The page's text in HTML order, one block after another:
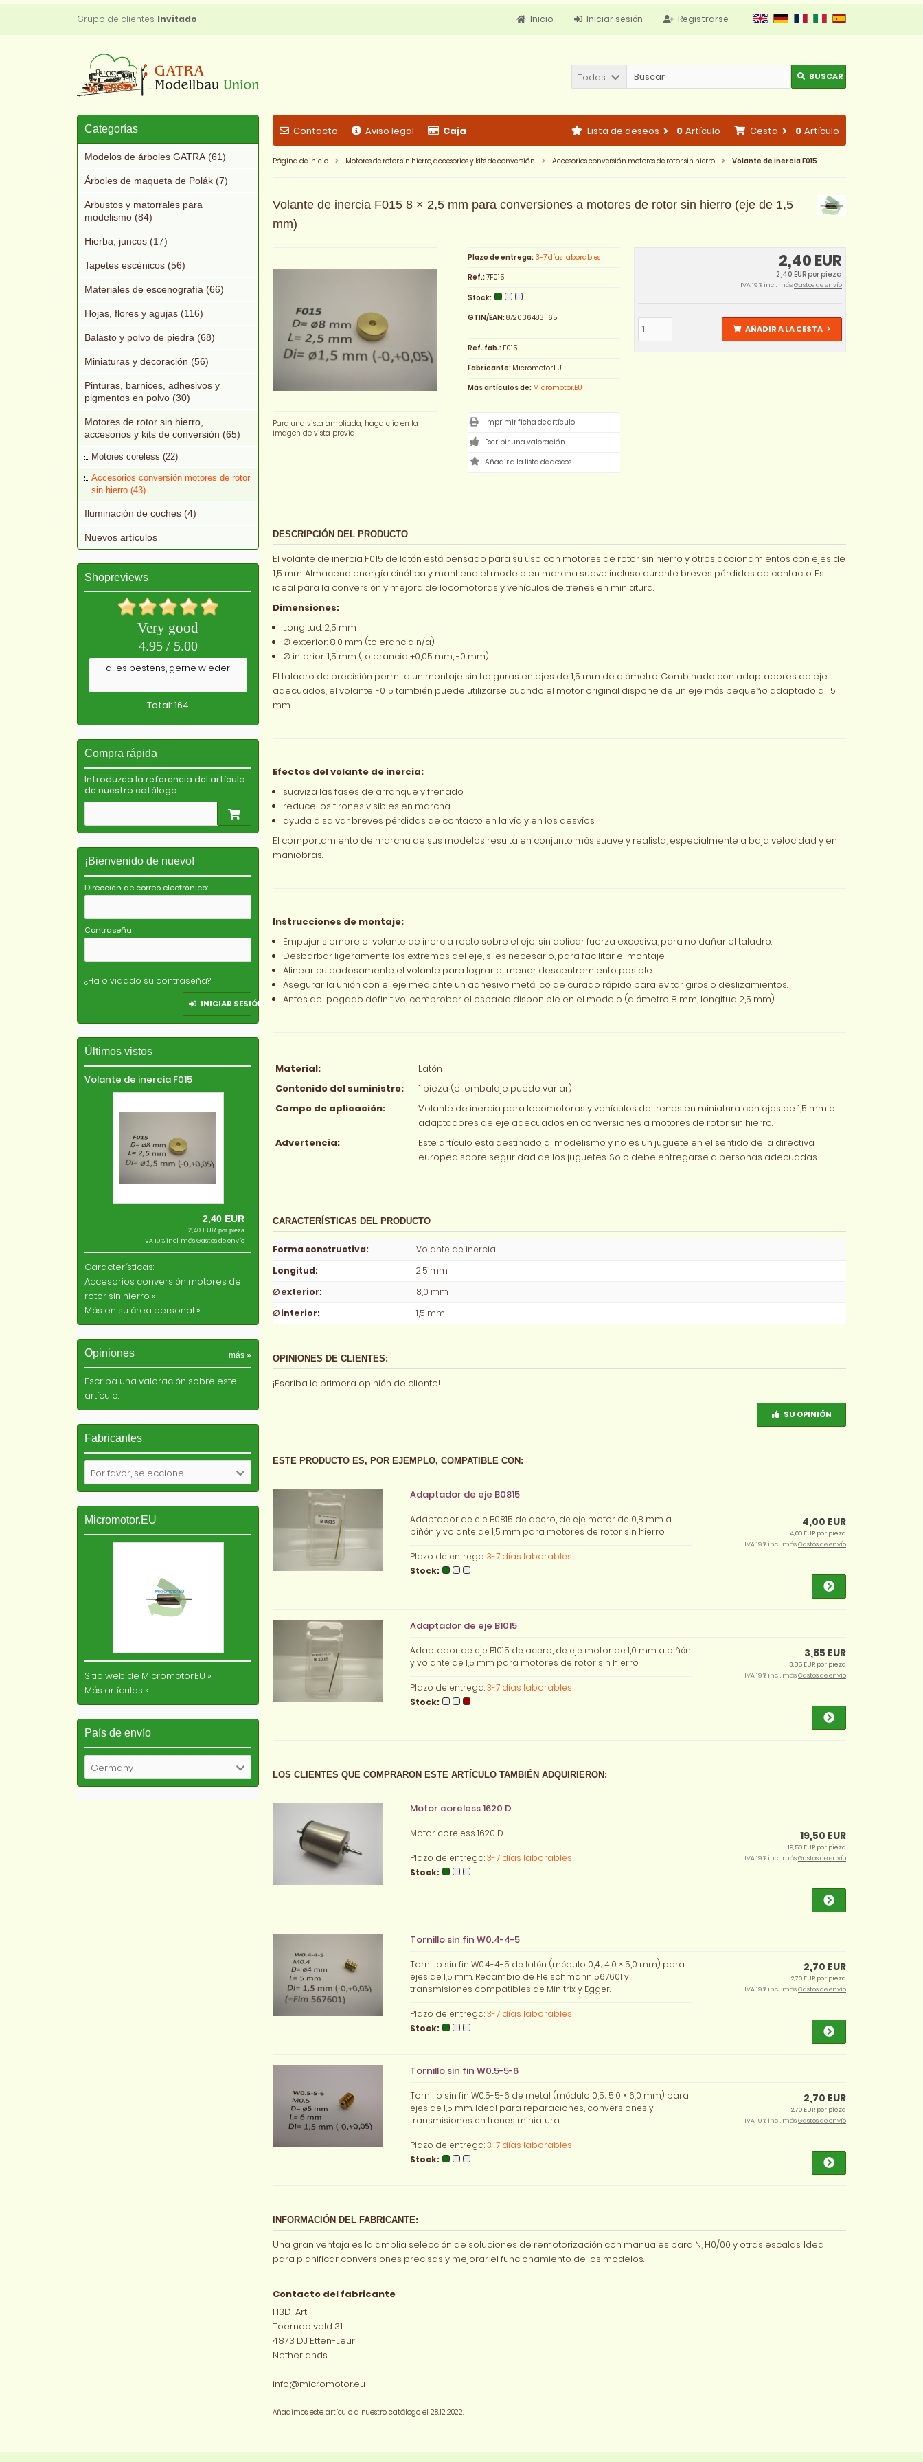
Grupo de clientes: Invitado Registrarse
Iniciar sesión
Inicio
Todas BUSCAR
Contacto Aviso legal Caja Cesta 0 Artículo
Lista de deseos 0 Artículo
Página de inicio Motores de rotor sin hierro, accesorios y kits de conversión Accesorios conversión motores de rotor sin hierro Volante de inercia F015
Volante de inercia F015 8 × 2,5 mm para conversiones a motores de rotor sin hierro (eje de 1,5
mm)
Para una vista ampliada, haga clic en la
imagen de vista previa
2,40 EUR
2,40 EUR por pieza
IVA 19 % incl. másGastos de envío
AÑADIR A LA CESTA
Plazo de entrega: 3-7 días laborables
Ref.:7F015
Stock:
GTIN/EAN:8720364831165
Ref. fab.:F015
Fabricante: Micromotor.EU
Más artículos de: Micromotor.EU
Imprimir ficha de artículo
Escribir una valoración
DESCRIPCIÓN DEL PRODUCTO
El volante de inercia F015 de latón está pensado para su uso con motores de rotor sin hierro y otros accionamientos con ejes de
1,5 mm. Almacena energía cinética y mantiene el modelo en marcha suave incluso durante breves pérdidas de contacto. Es
ideal para la conversión y mejora de locomotoras y vehículos de trenes en miniatura.
Dimensiones:
Longitud: 2,5 mm
∅ exterior: 8,0 mm (tolerancia n/a)
∅ interior: 1,5 mm (tolerancia +0,05 mm, −0 mm)
El taladro de precisión permite un montaje sin holguras en ejes de 1,5 mm de diámetro. Combinado con adaptadores de eje
adecuados, el volante F015 también puede utilizarse cuando el motor original dispone de un eje más pequeño adaptado a 1,5
mm.
Efectos del volante de inercia:
suaviza las fases de arranque y frenado
reduce los tirones visibles en marcha
ayuda a salvar breves pérdidas de contacto en la vía y en los desvíos
El comportamiento de marcha de sus modelos resulta en conjunto más suave y realista, especialmente a baja velocidad y en
maniobras.
Instrucciones de montaje:
Empujar siempre el volante de inercia recto sobre el eje, sin aplicar fuerza excesiva, para no dañar el taladro.
Desbarbar ligeramente los extremos del eje, si es necesario, para facilitar el montaje.
Alinear cuidadosamente el volante para lograr el menor descentramiento posible.
Asegurar la unión con el eje mediante un adhesivo metálico de curado rápido para evitar giros o deslizamientos.
Antes del pegado definitivo, comprobar el espacio disponible en el modelo (diámetro 8 mm, longitud 2,5 mm).
Material:
Latón
Contenido del suministro:
1 pieza (el embalaje puede variar)
Campo de aplicación:
Volante de inercia para locomotoras y vehículos de trenes en miniatura con ejes de 1,5 mm o
adaptadores de eje adecuados en conversiones a motores de rotor sin hierro.
Advertencia:
Este artículo está destinado al modelismo y no es un juguete en el sentido de la directiva
europea sobre seguridad de los juguetes. Solo debe entregarse a personas adecuadas.
CARACTERÍSTICAS DEL PRODUCTO
Forma constructiva:
Volante de inercia
Longitud:
2,5 mm
∅ exterior:
8,0 mm
∅ interior: 1,5 mm
OPINIONES DE CLIENTES:
¡Escriba la primera opinión de cliente!
SU OPINIÓN
ESTE PRODUCTO ES, POR EJEMPLO, COMPATIBLE CON:
Adaptador de eje B0815
Adaptador de eje B0815 de acero, de eje motor de 0,8 mm a
piñón y volante de 1,5 mm para motores de rotor sin hierro.
Plazo de entrega:3-7 días laborables
Stock:
4,00 EUR
4,00 EUR por pieza
IVA 19 % incl. másGastos de envío
Adaptador de eje B1015
Adaptador de eje B1015 de acero, de eje motor de 1,0 mm a piñón
y volante de 1,5 mm para motores de rotor sin hierro.
Plazo de entrega:3-7 días laborables
Stock:
3,85 EUR
3,85 EUR por pieza
IVA 19 % incl. másGastos de envío
LOS CLIENTES QUE COMPRARON ESTE ARTÍCULO TAMBIÉN ADQUIRIERON:
Motor coreless 1620 D
Motor coreless 1620 D
Plazo de entrega:3-7 días laborables
Stock:
19,50 EUR
19,50 EUR por pieza
IVA 19 % incl. másGastos de envío
Tornillo sin fin W0.4-4-5
Tornillo sin fin W0.4-4-5 de latón (módulo 0,4; 4,0 × 5,0 mm) para
ejes de 1,5 mm. Recambio de Fleischmann 567601 y
transmisiones compatibles de Minitrix y Egger.
Plazo de entrega:3-7 días laborables
Stock:
2,70 EUR
2,70 EUR por pieza
IVA 19 % incl. másGastos de envío
Tornillo sin fin W0.5-5-6
Tornillo sin fin W0.5-5-6 de metal (módulo 0,5; 5,0 × 6,0 mm) para
ejes de 1,5 mm. Ideal para reparaciones, conversiones y
transmisiones en trenes miniatura.
Plazo de entrega:3-7 días laborables
Stock:
2,70 EUR
2,70 EUR por pieza
IVA 19 % incl. másGastos de envío
INFORMACIÓN DEL FABRICANTE:
Una gran ventaja es la amplia selección de soluciones de remotorización con manuales para N, H0/00 y otras escalas. Ideal
para planificar conversiones precisas y mejorar el funcionamiento de los modelos.
Contacto del fabricante
H3D-Art
Toernooiveld 31
4873 DJ Etten-Leur
Netherlands
info@micromotor.eu
Añadimos este artículo a nuestro catálogo el 28.12.2022.
Categorías
Modelos de árboles GATRA (61)
Árboles de maqueta de Polák (7)
Arbustos y matorrales para
modelismo (84)
Hierba, juncos (17)
Tapetes escénicos (56)
Materiales de escenografía (66)
Hojas, flores y agujas (116)
Balasto y polvo de piedra (68)
Miniaturas y decoración (56)
Pinturas, barnices, adhesivos y
pigmentos en polvo (30)
Motores de rotor sin hierro,
accesorios y kits de conversión (65)
Motores coreless (22)
Accesorios conversión motores de rotor
sin hierro (43)
Iluminación de coches (4)
Nuevos artículos
Shopreviews
Very good
4.95 / 5.00
alles bestens, gerne wieder
Total: 164
Compra rápida
Introduzca la referencia del artículo
de nuestro catálogo.
¡Bienvenido de nuevo!
Dirección de correo electrónico:
Contraseña:
¿Ha olvidado su contraseña?
INICIAR SESIÓN
Últimos vistos
Volante de inercia F015
2,40 EUR
2,40 EUR por pieza
IVA 19 % incl. másGastos de envío
Características:
Accesorios conversión motores de
rotor sin hierro »
Más en su área personal »
Opiniones más »
Escriba una valoración sobre este
artículo.
Fabricantes
Por favor, seleccione
Micromotor.EU
Sitio web de Micromotor.EU »
Más artículos »
País de envío
Germany